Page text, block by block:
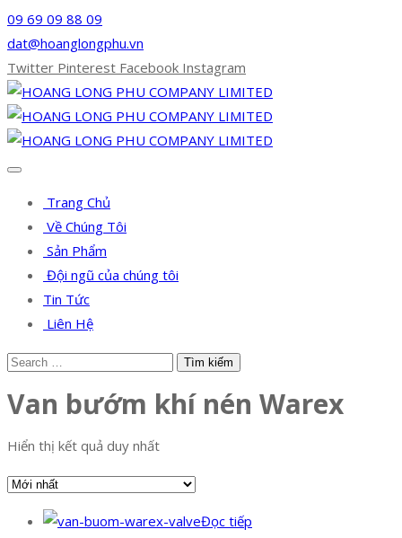
09 69 09 88 09
dat@hoanglongphu.vn
Twitter Pinterest Facebook Instagram
Trang Chủ
Về Chúng Tôi
Sản Phẩm
Đội ngũ của chúng tôi
Tin Tức
Liên Hệ
Van bướm khí nén Warex
Hiển thị kết quả duy nhất
Đọc tiếp